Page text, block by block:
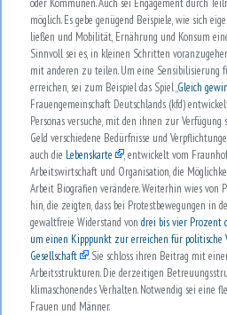
möglich. Es gebe genügend Beispiele, wie sich
ließen und Mobilität, Ernährung und Konsum
Sinnvoll sei es, in kleinen Schritten
mit anderen zu teilen. Um eine Sensibilisierung
erreichen, sei zum Beispiel das Spiel „Gleich
Frauengemeinschaft Deutschlands (kfd)
Personas versuche, mit den ihnen zur Verfügung
Geld verschiedene Bedürfnisse und
auch die Lebenskarte
, entwickelt vom
Arbeitswirtschaft und Organisation, die
Arbeit Biografien verändere. Weiterhin wies von
hin, die zeigten, dass bei Protestbewegungen in
gewaltfreie Widerstand vondrei bis vier Prozent
um einen Kipppunkt zur erreichen für politische
Gesellschaft
. Sie schloss ihren Beitrag mit
Arbeitsstrukturen. Die derzeitigen
klimaschonendes Verhalten. Notwendig sei eine
Frauen und Männer.